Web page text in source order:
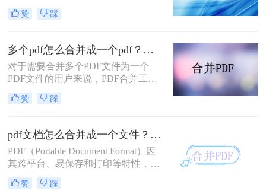
成为了我们日常工作中不可或缺的一
部分。然而，当需要处理多个PDF文
更加方便。那么PDF合并怎么弄呢？
本文将为您详细介绍几种PDF合并的
方法，帮助您轻松完成PDF文件的合
并。
赞 踩
多个pdf怎么合并成一个pdf？这二种操作方法十分简单！
对于需要合并多个PDF文件为一个
PDF文件的用户来说，PDF合并工具
是非常有用的。无论是在学习、工作
还是日常生活中，我们常常会遇到需
况。那么多个PDF怎么合并成一个
PDF呢？本文将为大家介绍一些常用
的方法和工具，帮助大家轻松完成
PDF文件的合并。
赞 踩
pdf文档怎么合并成一个文件？这二种操作方法十分简单！
PDF（Portable Document Format）因
其跨平台、易保存和打印等特性，成
为了文档传输和阅读的重要格式。在
日常工作中，我们经常需要将多个
赞 踩